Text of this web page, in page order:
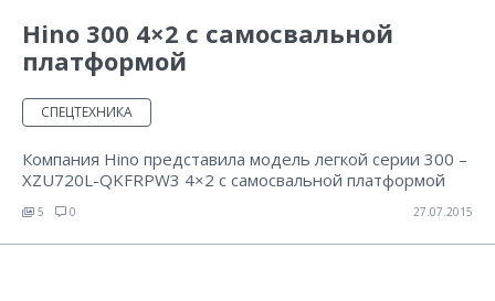
Hino 300 4×2 с самосвальной
платформой
СПЕЦТЕХНИКА
Компания Hino представила модель легкой серии 300 –
XZU720L-QKFRPW3 4×2 с самосвальной платформой
5 0 27.07.2015